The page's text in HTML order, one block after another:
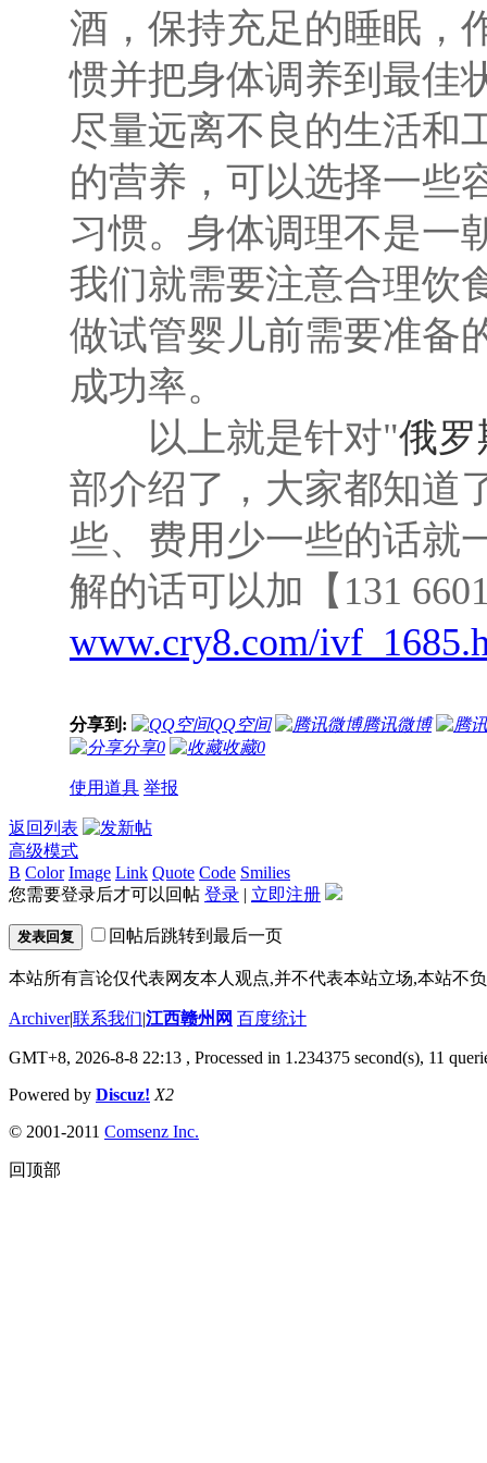
酒，保持充足的睡眠，
惯并把身体调养到最佳
尽量远离不良的生活和
的营养，可以选择一些
习惯。身体调理不是一
我们就需要注意合理饮
做试管婴儿前需要准备
成功率。
以上就是针对"俄罗
部介绍了，大家都知道
些、费用少一些的话就
解的话可以加【131
www.cry8.com/
分享到: QQ空间
腾讯微博
分享0 收藏0
使用道具 举报
返回列表
高级模式
B Color Image Link Quote Code Smilies
您需要登录后才可以回帖 登录 | 立即注册
发表回复 回帖后跳转到最后一页
本站所有言论仅代表网友本人观点,并不代表本站立场,本站不
Archiver|联系我们|江西赣州网 百度统计
GMT+8, 2026-8-8 22:13 , Processed in 1.234375 second(s), 11
Powered by Discuz! X2
© 2001-2011 Comsenz Inc.
回顶部